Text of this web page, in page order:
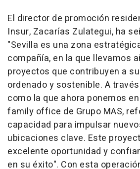
El director de promoción
Insur, Zacarías Zulategui, ha
"Sevilla es una zona
compañía, en la que llevamos
proyectos que contribuyen a
ordenado y sostenible. A
como la que ahora ponemos
family office de Grupo MAS,
capacidad para impulsar
ubicaciones clave. Este
excelente oportunidad y
en su éxito". Con esta